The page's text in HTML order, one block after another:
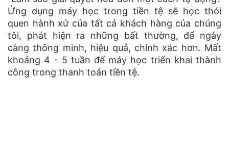
Ứng dụng máy học trong tiền tệ sẽ học thói
quen hành xử của tất cả khách hàng của chúng
tôi, phát hiện ra những bất thường, để ngày
càng thông minh, hiệu quả, chính xác hơn. Mất
khoảng 4 - 5 tuần để máy học triển khai thành
công trong thanh toán tiền tệ.